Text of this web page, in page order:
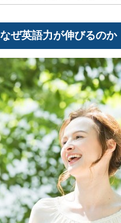
ぜ英語力が伸びるのか